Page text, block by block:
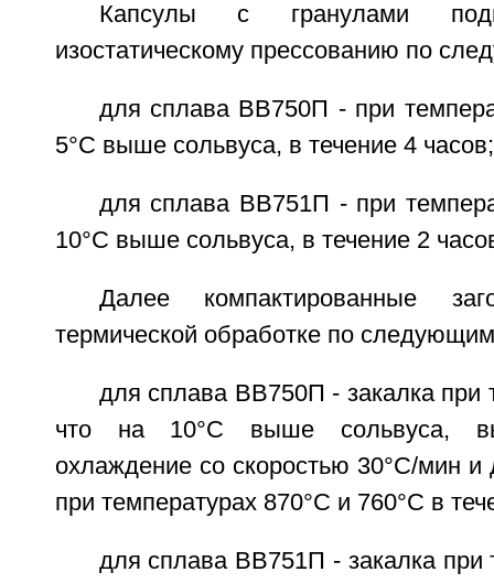
Капсулы с гранулами
изостатическому прессованию по
для сплава ВВ750П - при
5°C выше сольвуса, в течение 4 часов;
для сплава ВВ751П - при
10°C выше сольвуса, в течение 2
Далее компактированные
термической обработке по
для сплава ВВ750П - закалка при
что на 10°C выше сольвуса,
охлаждение со скоростью 30°C/мин и
при температурах 870°C и 760°C в
для сплава ВВ751П - закалка при